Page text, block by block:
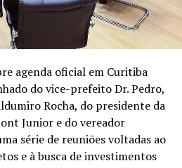
agenda oficial em Curitiba
do vice-prefeito Dr. Pedro,
Rocha, do presidente da
Junior e do vereador
série de reuniões voltadas ao
e à busca de investimentos